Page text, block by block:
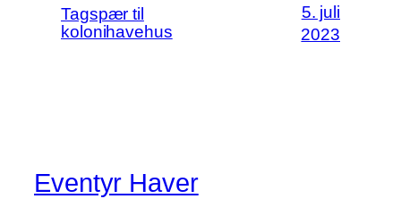
Tagspær til
kolonihavehus
5. juli
2023
Eventyr Haver